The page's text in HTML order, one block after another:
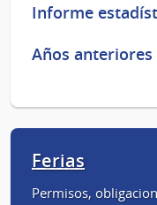
Informe
Años anteriores
Ferias
Permisos,